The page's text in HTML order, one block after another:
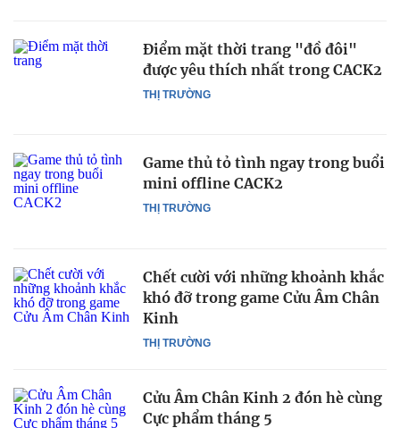
THỊ TRƯỜNG
Điểm mặt thời trang "đồ đôi"
được yêu thích nhất trong CACK2
THỊ TRƯỜNG
Game thủ tỏ tình ngay trong buổi
mini offline CACK2
THỊ TRƯỜNG
Chết cười với những khoảnh khắc
khó đỡ trong game Cửu Âm Chân
Kinh
Cửu Âm Chân Kinh 2 đón hè cùng
Cực phẩm tháng 5